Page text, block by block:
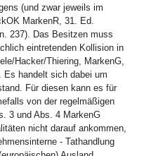
(und zwar jeweils im
MarkenR, 31. Ed.
237). Das Besitzen muss
eintretenden Kollision in
Hacker/Thiering, MarkenG,
Es handelt sich dabei um
Für diesen kann es für
von der regelmäßigen
3 und Abs. 4 MarkenG
nicht darauf ankommen,
- Tathandlung